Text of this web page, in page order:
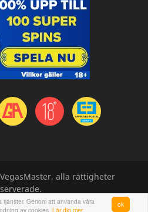
ok
tjänster. Genom att använda våra
av cookies. Lär dig mer
alla rättigheter